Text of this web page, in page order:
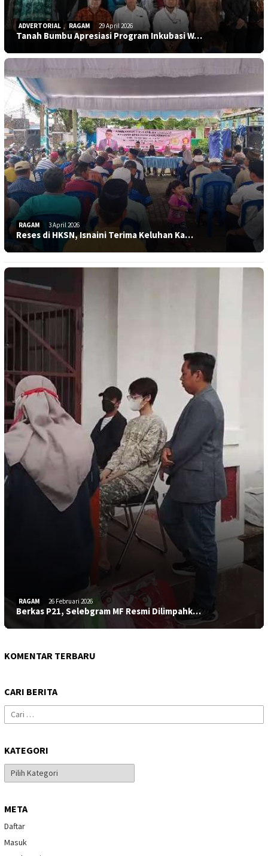
ADVERTORIAL , RAGAM 29 April 2026
Tanah Bumbu Apresiasi Program Inkubasi W…
RAGAM 3 April 2026
Reses di HKSN, Isnaini Terima Keluhan Ka…
RAGAM 26 Februari 2026
Berkas P21, Selebgram MF Resmi Dilimpahk…
KOMENTAR TERBARU
CARI BERITA
Cari
untuk:
KATEGORI
Kategori
META
Daftar
Masuk